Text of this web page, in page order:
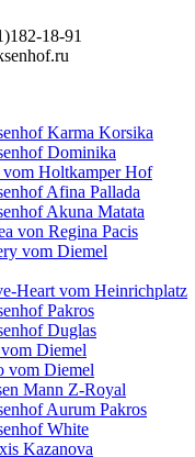
18-91
Karma Korsika
Dominika
Holtkamper Hof
Afina Pallada
Akuna Matata
von Regina Pacis
vom Diemel
Heart vom Heinrichplatz
Pakros
Duglas
Diemel
vom Diemel
Mann Z-Royal
Aurum Pakros
White
Kazanova